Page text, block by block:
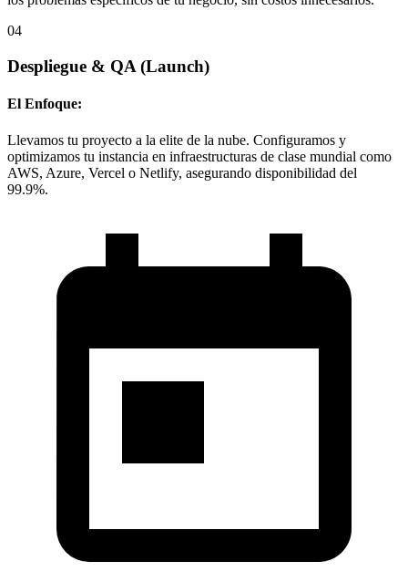
04
Despliegue & QA (Launch)
El Enfoque:
Llevamos tu proyecto a la elite de la nube. Configuramos y
optimizamos tu instancia en infraestructuras de clase mundial como
AWS, Azure, Vercel o Netlify, asegurando disponibilidad del
99.9%.